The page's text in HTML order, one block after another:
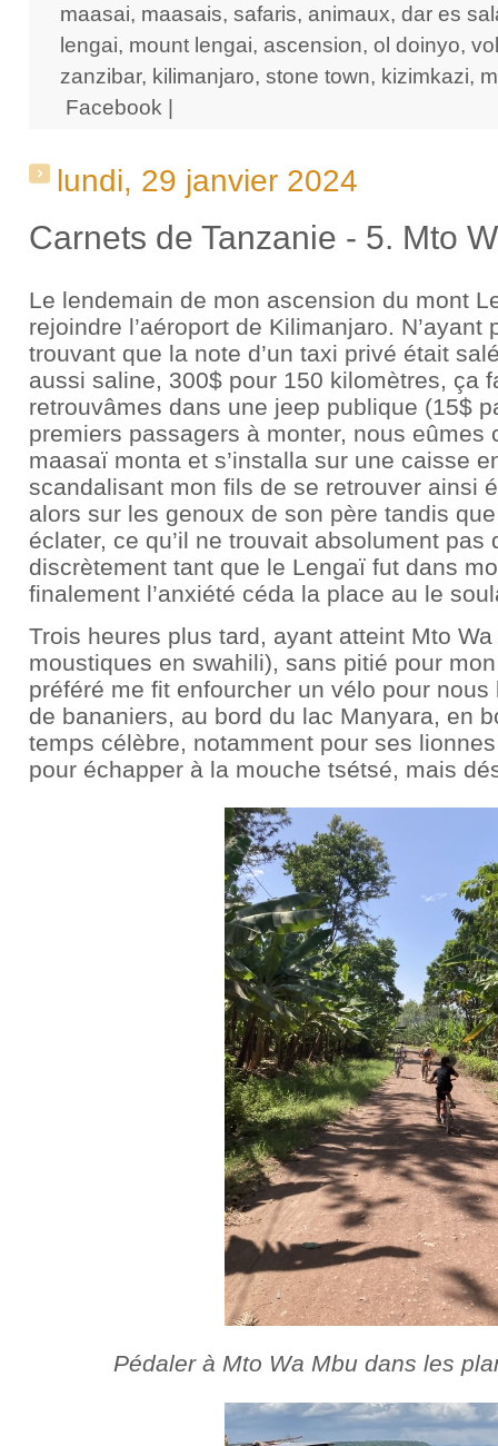
maasai, maasais, safaris, animaux, dar es
lengai, mount lengai, ascension, ol doinyo,
zanzibar, kilimanjaro, stone town, kizimkazi,
Facebook |
lundi, 29 janvier 2024
Carnets de Tanzanie - 5. Mto
Le lendemain de mon ascension du mont
rejoindre l’aéroport de Kilimanjaro.
trouvant que la note d’un taxi privé était
aussi saline, 300$ pour 150 kilomètres, ça
retrouvâmes dans une jeep publique (15$
premiers passagers à monter, nous eûmes
maasaï monta et s’installa sur une caisse
scandalisant mon fils de se retrouver ainsi
alors sur les genoux de son père tandis
éclater, ce qu’il ne trouvait absolument pas
discrètement tant que le Lengaï fut dans
finalement l’anxiété céda la place au le
Trois heures plus tard, ayant atteint Mto
moustiques en swahili), sans pitié pour
préféré me fit enfourcher un vélo pour
de bananiers, au bord du lac Manyara, en
temps célèbre, notamment pour ses
pour échapper à la mouche tsétsé, mais
Pédaler à Mto Wa Mbu dans les